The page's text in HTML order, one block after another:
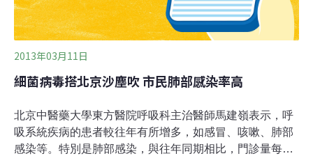
2013年03月11日
細菌病毒搭北京沙塵吹 市民肺部感染率高
北京中醫藥大學東方醫院呼吸科主治醫師馬建嶺表示，呼
吸系統疾病的患者較往年有所增多，如感冒、咳嗽、肺部
感染等。特別是肺部感染，與往年同期相比，門診量每天